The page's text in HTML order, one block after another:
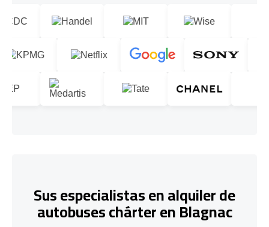
Sus especialistas en alquiler de
autobuses chárter en Blagnac